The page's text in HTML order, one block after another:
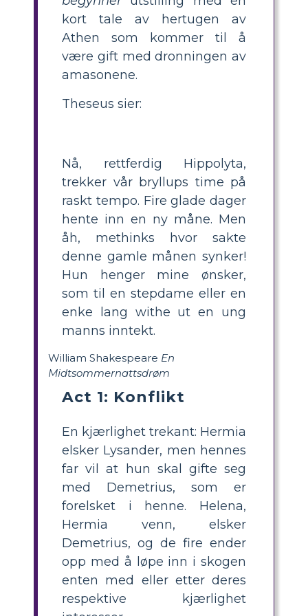
kort tale av hertugen av
Athen som kommer til å
være gift med dronningen av
amasonene.
Theseus sier:
Nå, rettferdig Hippolyta,
trekker vår bryllups time på
raskt tempo. Fire glade dager
hente inn en ny måne. Men
åh, methinks hvor sakte
denne gamle månen synker!
Hun henger mine ønsker,
som til en stepdame eller en
enke lang withe ut en ung
manns inntekt.
William Shakespeare En
Midtsommernattsdrøm
Act 1: Konflikt
En kjærlighet trekant: Hermia
elsker Lysander, men hennes
far vil at hun skal gifte seg
med Demetrius, som er
forelsket i henne. Helena,
Hermia venn, elsker
Demetrius, og de fire ender
opp med å løpe inn i skogen
enten med eller etter deres
respektive kjærlighet